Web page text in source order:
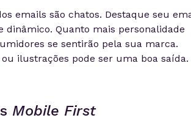
emails são chatos. Destaque seu
Quanto mais personalidade
se sentirão pela sua marca.
ilustrações pode ser uma boa saída.
Mobile First